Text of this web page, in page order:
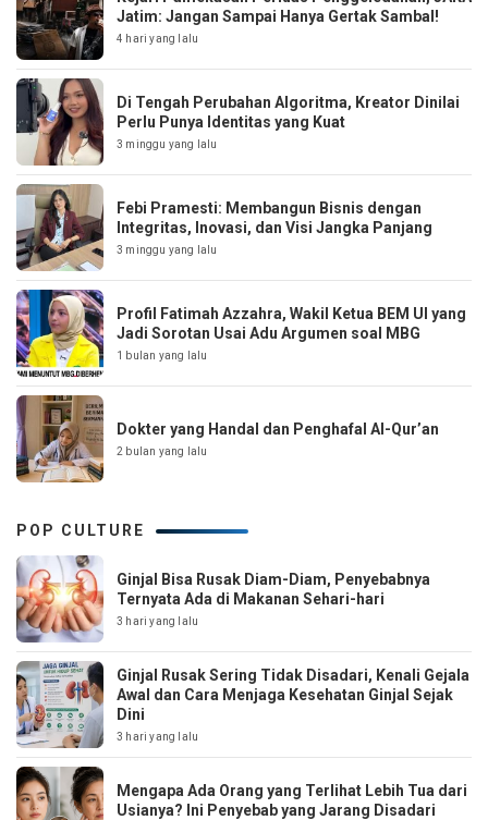
Jatim: Jangan Sampai Hanya Gertak Sambal!
4 hari yang lalu
Di Tengah Perubahan Algoritma, Kreator Dinilai
Perlu Punya Identitas yang Kuat
3 minggu yang lalu
Febi Pramesti: Membangun Bisnis dengan
Integritas, Inovasi, dan Visi Jangka Panjang
3 minggu yang lalu
Profil Fatimah Azzahra, Wakil Ketua BEM UI yang
Jadi Sorotan Usai Adu Argumen soal MBG
1 bulan yang lalu
Dokter yang Handal dan Penghafal Al-Qur’an
2 bulan yang lalu
POP CULTURE
Ginjal Bisa Rusak Diam-Diam, Penyebabnya
Ternyata Ada di Makanan Sehari-hari
3 hari yang lalu
Ginjal Rusak Sering Tidak Disadari, Kenali Gejala
Awal dan Cara Menjaga Kesehatan Ginjal Sejak
Dini
3 hari yang lalu
Mengapa Ada Orang yang Terlihat Lebih Tua dari
Usianya? Ini Penyebab yang Jarang Disadari